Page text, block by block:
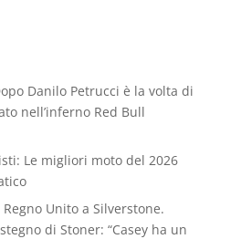
Danilo Petrucci è la volta di
nell’inferno Red Bull
Le migliori moto del 2026
Regno Unito a Silverstone.
di Stoner: “Casey ha un